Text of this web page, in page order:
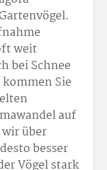
weit
bei Schnee
Sie
auf
wir über
besser
Vögel stark